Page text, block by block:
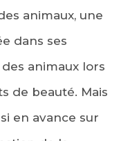
animaux, une
dans ses
animaux lors
de beauté. Mais
en avance sur